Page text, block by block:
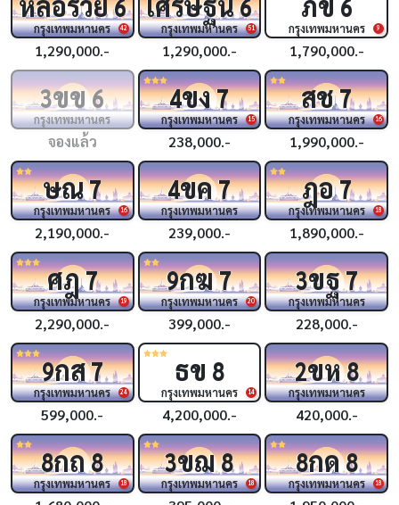
42
กรุงเทพมหานคร
1,290,000.-
51
กรุงเทพมหานคร
1,290,000.-
9
กรุงเทพมหานคร
1,790,000.-
3ขข6
กรุงเทพมหานคร
จองแล้ว
15
4ขง7
กรุงเทพมหานคร
238,000.-
16
สช7
กรุงเทพมหานคร
1,990,000.-
16
ษณ7
กรุงเทพมหานคร
2,190,000.-
4ขค7
กรุงเทพมหานคร
239,000.-
18
ฎอ7
กรุงเทพมหานคร
1,890,000.-
19
ศฎ7
กรุงเทพมหานคร
2,290,000.-
20
9กฆ7
กรุงเทพมหานคร
399,000.-
3ขฐ7
กรุงเทพมหานคร
228,000.-
24
9กส7
กรุงเทพมหานคร
599,000.-
14
ธข 8
กรุงเทพมหานคร
4,200,000.-
2ขห8
กรุงเทพมหานคร
420,000.-
18
8กถ8
กรุงเทพมหานคร 18
3ขฌ8
กรุงเทพมหานคร 18
8กด8
กรุงเทพมหานคร